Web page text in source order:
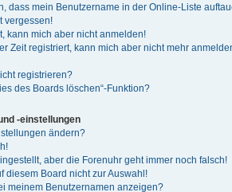
dass mein Benutzername in der Online-Liste
vergessen!
kann mich aber nicht anmelden!
Zeit registriert, kann mich aber nicht mehr
registrieren?
des Boards löschen“-Funktion?
-einstellungen
ändern?
aber die Forenuhr geht immer noch falsch!
diesem Board nicht zur Auswahl!
meinem Benutzernamen anzeigen?